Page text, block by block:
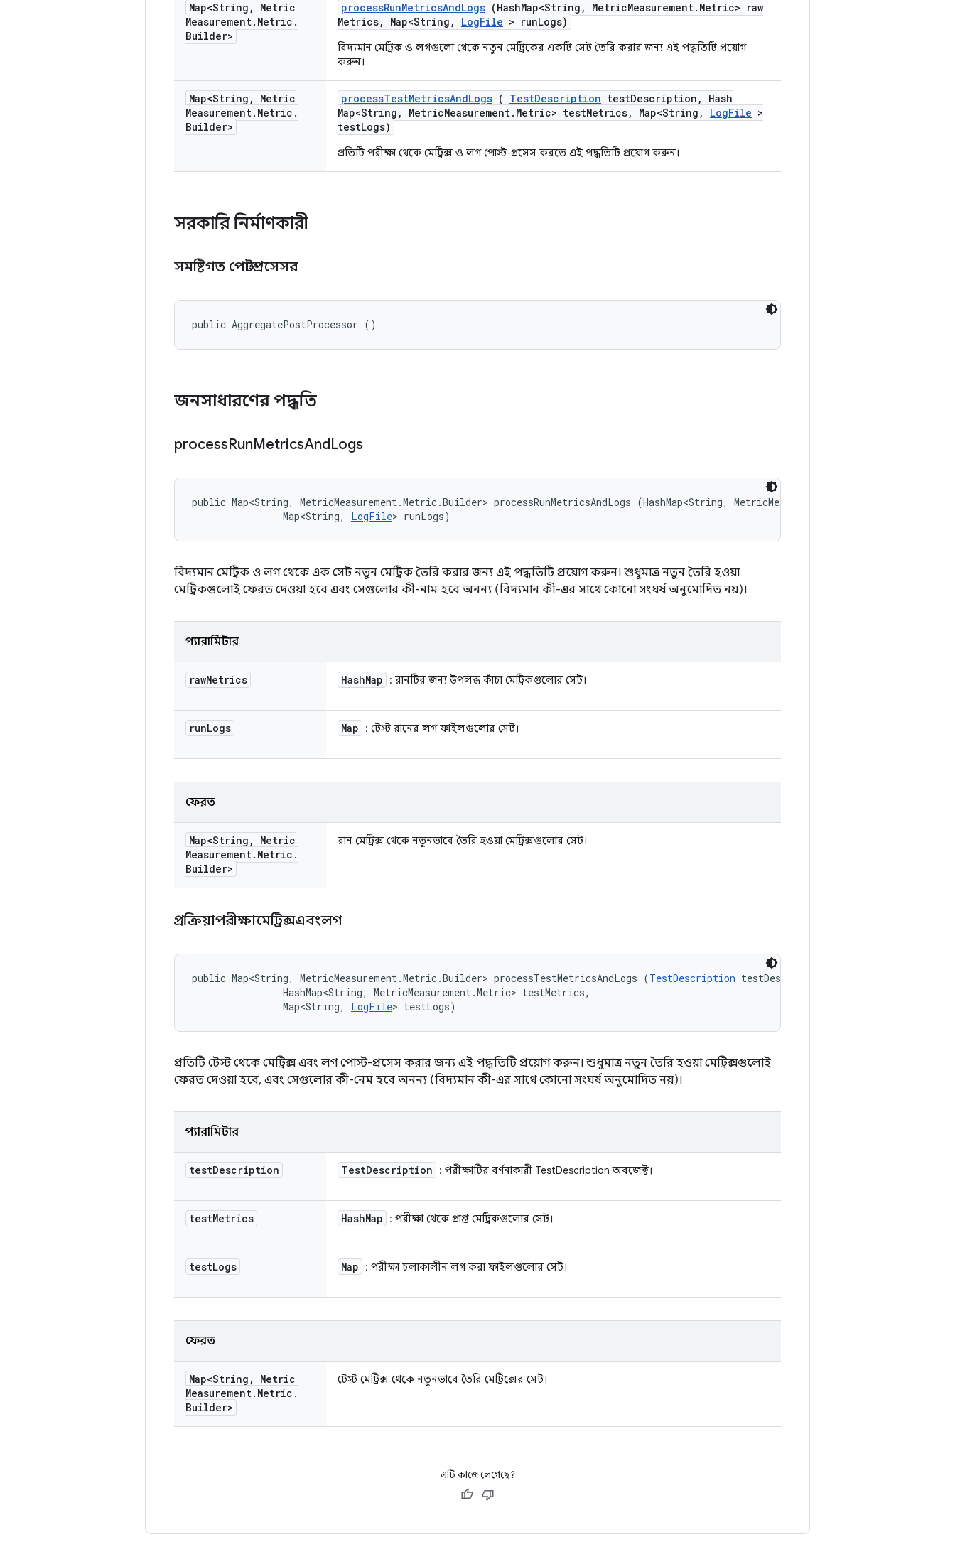
Map<String ,
Metric
Measurement. Metric .
Builder>
processRunMetricsAndLogs (HashMap<String , MetricMeasurement. Metric> raw
Metrics, Map<String , LogFile > runLogs)
বিদ্যমান মেট্রিক ও লগগুলো থেকে নতুন মেট্রিকের একটি সেট তৈরি করার জন্য এই পদ্ধতিটি প্রয়োগ
করুন।
Map<String ,
Metric
Measurement. Metric .
Builder>
processTestMetricsAndLogs ( TestDescription testDescription ,
Hash
Map<String , MetricMeasurement. Metric> testMetrics, Map<String , LogFile >
testLogs)
প্রতিটি পরীক্ষা থেকে মেট্রিক্স ও লগ পোস্ট-প্রসেস করতে এই পদ্ধতিটি প্রয়োগ করুন।
সরকারি নির্মাণকারী
সমষ্টিগত পোস্টপ্রসেসর
public AggregatePostProcessor ()
জনসাধারণের পদ্ধতি
processRunMetricsAndLogs
public Map<String, MetricMeasurement.Metric.Builder> processRunMetricsAndLogs (HashMap<String, MetricMeasurement.Metric> rawMetrics,
                Map<String,
LogFile> runLogs)
বিদ্যমান মেট্রিক ও লগ থেকে এক সেট নতুন মেট্রিক তৈরি করার জন্য এই পদ্ধতিটি প্রয়োগ করুন। শুধুমাত্র নতুন তৈরি হওয়া
মেট্রিকগুলোই ফেরত দেওয়া হবে এবং সেগুলোর কী-নাম হবে অনন্য (বিদ্যমান কী-এর সাথে কোনো সংঘর্ষ অনুমোদিত নয়)।
প্যারামিটার
rawMetrics HashMap : রানটির জন্য উপলব্ধ কাঁচা মেট্রিকগুলোর সেট।
runLogs Map : টেস্ট রানের লগ ফাইলগুলোর সেট।
ফেরত
Map<String ,
Metric
Measurement. Metric .
Builder>
রান মেট্রিক্স থেকে নতুনভাবে তৈরি হওয়া মেট্রিক্সগুলোর সেট।
প্রক্রিয়াপরীক্ষামেট্রিক্সএবংলগ
public Map<String, MetricMeasurement.Metric.Builder> processTestMetricsAndLogs (TestDescription testDescription,
                HashMap<String, MetricMeasurement.Metric> testMetrics,
                Map<String,
LogFile> testLogs)
প্রতিটি টেস্ট থেকে মেট্রিক্স এবং লগ পোস্ট-প্রসেস করার জন্য এই পদ্ধতিটি প্রয়োগ করুন। শুধুমাত্র নতুন তৈরি হওয়া মেট্রিক্সগুলোই
ফেরত দেওয়া হবে, এবং সেগুলোর কী-নেম হবে অনন্য (বিদ্যমান কী-এর সাথে কোনো সংঘর্ষ অনুমোদিত নয়)।
প্যারামিটার
testDescription TestDescription : পরীক্ষাটির বর্ণনাকারী TestDescription অবজেক্ট।
testMetrics HashMap : পরীক্ষা থেকে প্রাপ্ত মেট্রিকগুলোর সেট।
testLogs Map : পরীক্ষা চলাকালীন লগ করা ফাইলগুলোর সেট।
ফেরত
Map<String ,
Metric
Measurement. Metric .
Builder>
টেস্ট মেট্রিক্স থেকে নতুনভাবে তৈরি মেট্রিক্সের সেট।
এটি কাজে লেগেছে?